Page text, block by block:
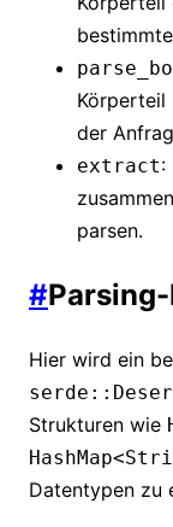
Körperteil
der
extract:
parsen.
#
Hier wird ein
Strukturen wie
Datentypen zu